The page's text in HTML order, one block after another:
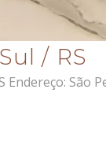
/ RS
São